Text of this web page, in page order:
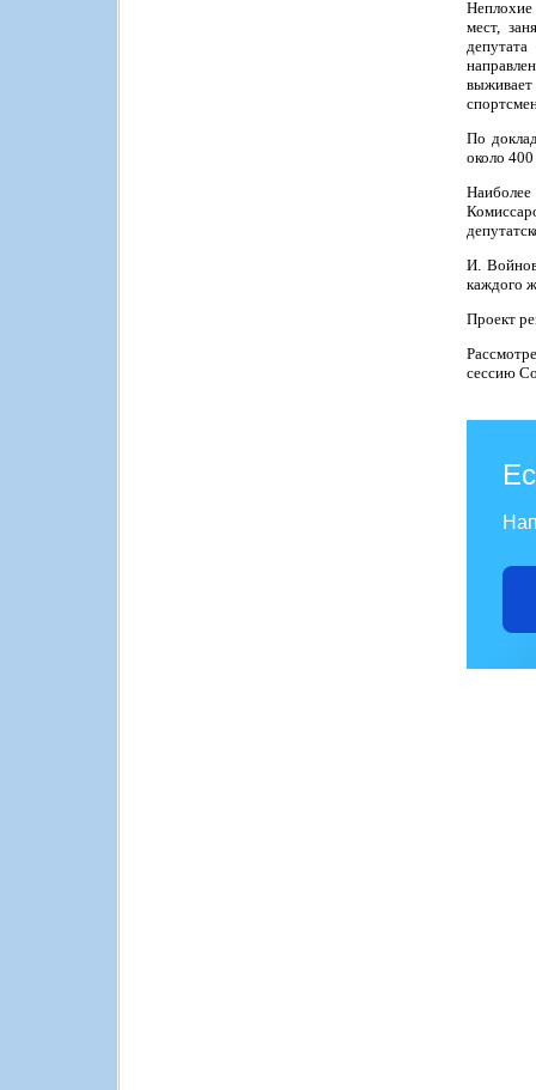
Неплохие
мест,
По
около
И.
каждого
Проект
сессию